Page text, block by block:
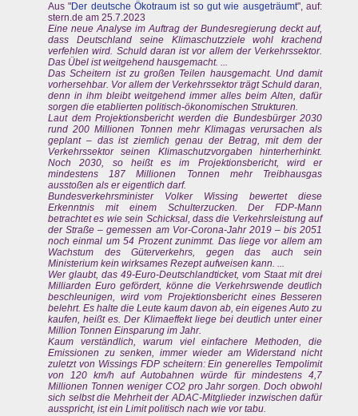
Aus "Der deutsche Ökotraum ist so gut wie ausgeträumt", auf:
stern.de am 25.7.2023
Eine neue Analyse im Auftrag der Bundesregierung deckt auf,
dass Deutschland seine Klimaschutzziele wohl krachend
verfehlen wird. Schuld daran ist vor allem der Verkehrssektor.
Das Übel ist weitgehend hausgemacht. ...
Das Scheitern ist zu großen Teilen hausgemacht. Und damit
vorhersehbar. Vor allem der Verkehrssektor trägt Schuld daran,
denn in ihm bleibt weitgehend immer alles beim Alten, dafür
sorgen die etablierten politisch-ökonomischen Strukturen.
Laut dem Projektionsbericht werden die Bundesbürger 2030
rund 200 Millionen Tonnen mehr Klimagas verursachen als
geplant – das ist ziemlich genau der Betrag, mit dem der
Verkehrssektor seinen Klimaschutzvorgaben hinterherhinkt.
Noch 2030, so heißt es im Projektionsbericht, wird er
mindestens 187 Millionen Tonnen mehr Treibhausgas
ausstoßen als er eigentlich darf.
Bundesverkehrsminister Volker Wissing bewertet diese
Erkenntnis mit einem Schulterzucken. Der FDP-Mann
betrachtet es wie sein Schicksal, dass die Verkehrsleistung auf
der Straße – gemessen am Vor-Corona-Jahr 2019 – bis 2051
noch einmal um 54 Prozent zunimmt. Das liege vor allem am
Wachstum des Güterverkehrs, gegen das auch sein
Ministerium kein wirksames Rezept aufweisen kann. ...
Wer glaubt, das 49-Euro-Deutschlandticket, vom Staat mit drei
Milliarden Euro gefördert, könne die Verkehrswende deutlich
beschleunigen, wird vom Projektionsbericht eines Besseren
belehrt. Es halte die Leute kaum davon ab, ein eigenes Auto zu
kaufen, heißt es. Der Klimaeffekt liege bei deutlich unter einer
Million Tonnen Einsparung im Jahr.
Kaum verständlich, warum viel einfachere Methoden, die
Emissionen zu senken, immer wieder am Widerstand nicht
zuletzt von Wissings FDP scheitern: Ein generelles Tempolimit
von 120 km/h auf Autobahnen würde für mindestens 4,7
Millionen Tonnen weniger CO2 pro Jahr sorgen. Doch obwohl
sich selbst die Mehrheit der ADAC-Mitglieder inzwischen dafür
ausspricht, ist ein Limit politisch nach wie vor tabu.